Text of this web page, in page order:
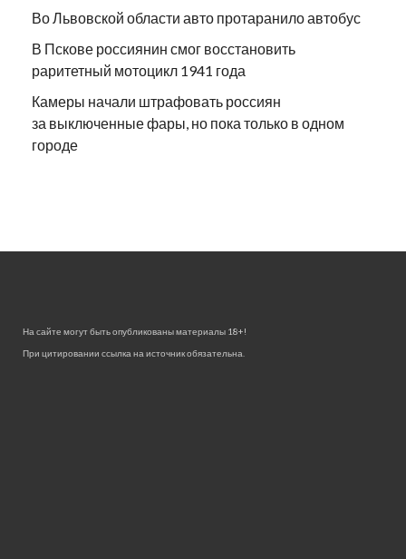
Во Львовской области авто протаранило автобус
В Пскове россиянин смог восстановить
раритетный мотоцикл 1941 года
Камеры начали штрафовать россиян
за выключенные фары, но пока только в одном
городе
На сайте могут быть опубликованы материалы 18+!
При цитировании ссылка на источник обязательна.